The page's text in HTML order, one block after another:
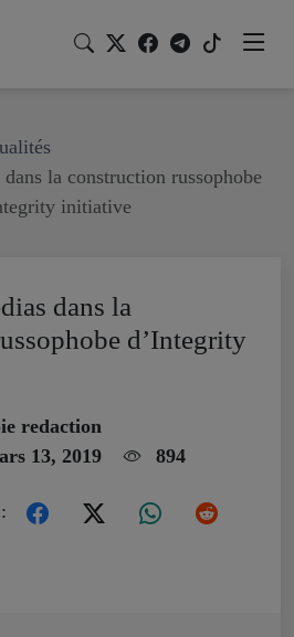
la construction russophobe
initiative
dans la
d’Integrity
redaction
13, 2019
894